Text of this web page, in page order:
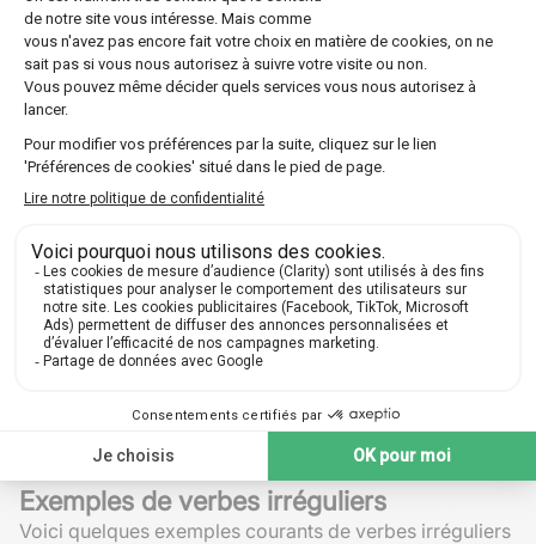
Néanmoins, avec "ser", le participe passé doit
s'accorder en genre et en nombre avec le sujet :
El puente fue construido (le pont a été construit)
Las casas fueron construidas (les maisons ont été
construites)
Dans ces cas, il devient crucial d'être attentif à l'accord
en genre et en nombre pour respecter correctement les
règles de grammaire.
Cas particuliers et irrégularités
Comme pour toute langue, plusieurs exceptions
viennent compliquer la tâche des apprenants. Certains
verbes présentent des irrégularités qui nécessitent une
attention particulière et parfois une mémorisation
verbes irréguliersne suivent pas toujours les
mêmes patterns de conjugaison et peuvent changer de
Exemples de verbes irréguliers
Voici quelques exemples courants de verbes irréguliers